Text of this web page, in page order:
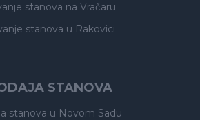
stanova na Vračaru
stanova u Rakovici
STANOVA
stanova u Novom Sadu